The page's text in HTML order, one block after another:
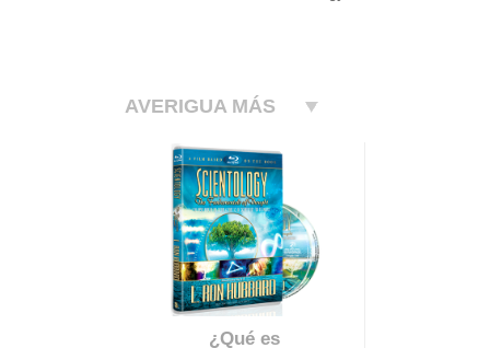
AVERIGUA MÁS
¿Qué es